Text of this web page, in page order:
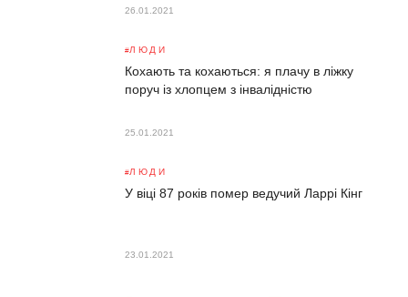
26.01.2021
ЛЮДИ
Кохають та кохаються: я плачу в ліжку
поруч із хлопцем з інвалідністю
25.01.2021
ЛЮДИ
У віці 87 років помер ведучий Ларрі Кінг
23.01.2021